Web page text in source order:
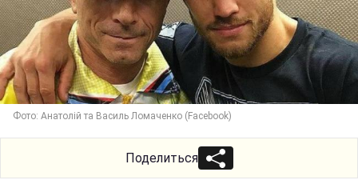
Фото: Анатолій та Василь Ломаченко (Facebook)
Поделиться